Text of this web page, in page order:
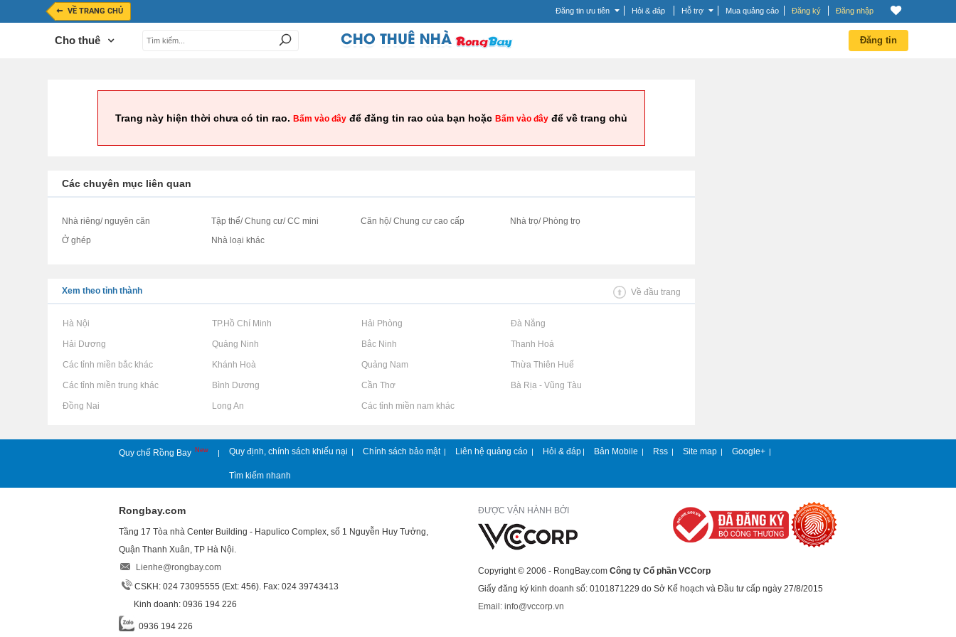
VỀ TRANG CHỦ Đăng tin ưu tiên Hỏi & đáp Hỗ trợ Mua quảng cáo Đăng ký Đăng nhập
Cho thuê Đăng tin
Trang này hiện thời chưa có tin rao. Bấm vào đây để đăng tin rao của bạn hoặc Bấm vào đây để về trang chủ
Các chuyên mục liên quan
Nhà riêng/ nguyên căn Tập thể/ Chung cư/ CC mini Căn hộ/ Chung cư cao cấp
Nhà trọ/ Phòng trọ
Ở ghép
Nhà loại khác
Xem theo tỉnh thành Về đầu trang
Rao vặt tại Hà Nội Rao vặt tại TP.Hồ Chí Minh Rao vặt tại Hải Phòng Rao vặt tại Đà Nẵng
Rao vặt tại Hải Dương Rao vặt tại Quảng Ninh Rao vặt tại Bắc Ninh Rao vặt tại Thanh Hoá
Rao vặt tại Các tỉnh miền bắc khác Rao vặt tại Khánh Hoà Rao vặt tại Quảng Nam Rao vặt tại Thừa Thiên Huế
Rao vặt tại Các tỉnh miền trung khác Rao vặt tại Bình Dương Rao vặt tại Cần Thơ Rao vặt tại Bà Rịa - Vũng Tàu
Rao vặt tại Đồng Nai Rao vặt tại Long An Rao vặt tại Các tỉnh miền nam khác
Quy chế Rồng Bay New | Quy định, chính sách khiếu nại | Chính sách bảo mật | Liên hệ quảng cáo | Hỏi & đáp | Bản Mobile | Rss | Site map | Google+ |
Tìm kiếm nhanh
Rongbay.com
Tầng 17 Tòa nhà Center Building - Hapulico Complex, số 1 Nguyễn Huy Tưởng,
Quận Thanh Xuân, TP Hà Nội.
Lienhe@rongbay.com
CSKH: 024 73095555 (Ext: 456). Fax: 024 39743413
Kinh doanh: 0936 194 226
0936 194 226
ĐƯỢC VẬN HÀNH BỞI
Copyright © 2006 - RongBay.com Công ty Cổ phần VCCorp
Giấy đăng ký kinh doanh số: 0101871229 do Sở Kế hoạch và Đầu tư cấp ngày 27/8/2015
Email: info@vccorp.vn